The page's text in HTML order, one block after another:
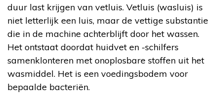
duur last krijgen van vetluis. Vetluis (wasluis) is
niet letterlijk een luis, maar de vettige substantie
die in de machine achterblijft door het wassen.
Het ontstaat doordat huidvet en -schilfers
samenklonteren met onoplosbare stoffen uit het
wasmiddel. Het is een voedingsbodem voor
bepaalde bacteriën.